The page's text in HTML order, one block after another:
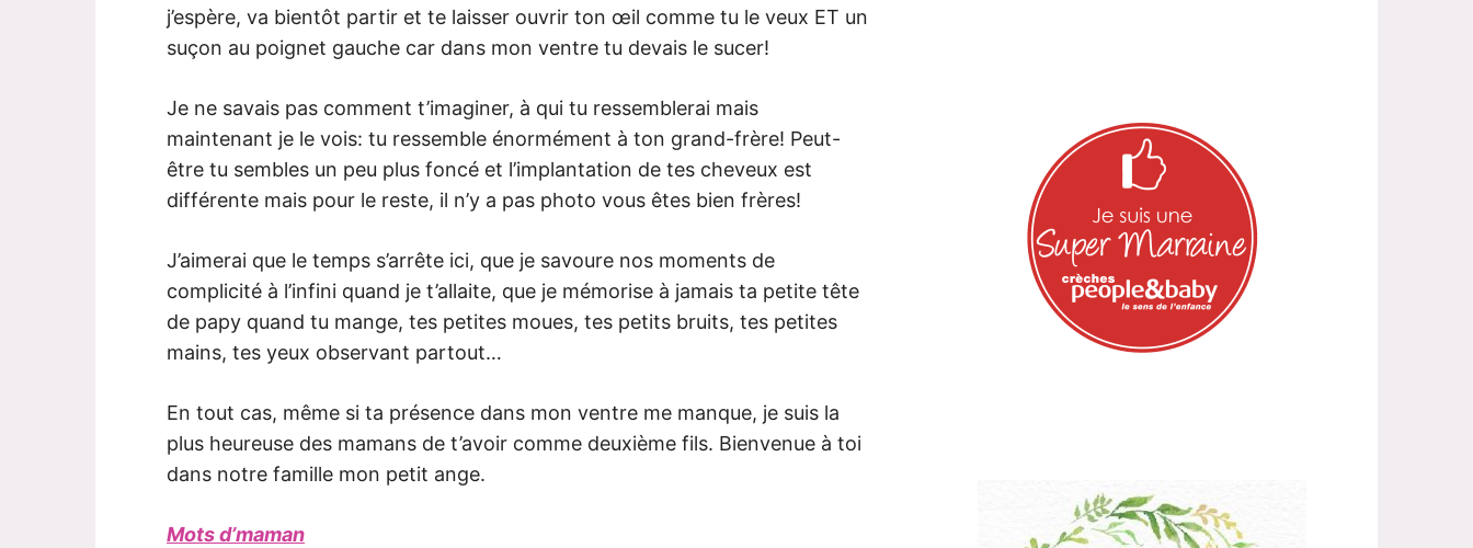
j’espère, va bientôt partir et te laisser ouvrir ton œil comme tu le veux ET un
suçon au poignet gauche car dans mon ventre tu devais le sucer!
Je ne savais pas comment t’imaginer, à qui tu ressemblerai mais
maintenant je le vois: tu ressemble énormément à ton grand-frère! Peut-
être tu sembles un peu plus foncé et l’implantation de tes cheveux est
différente mais pour le reste, il n’y a pas photo vous êtes bien frères!
J’aimerai que le temps s’arrête ici, que je savoure nos moments de
complicité à l’infini quand je t’allaite, que je mémorise à jamais ta petite tête
de papy quand tu mange, tes petites moues, tes petits bruits, tes petites
mains, tes yeux observant partout…
En tout cas, même si ta présence dans mon ventre me manque, je suis la
plus heureuse des mamans de t’avoir comme deuxième fils. Bienvenue à toi
dans notre famille mon petit ange.
Mots d’maman